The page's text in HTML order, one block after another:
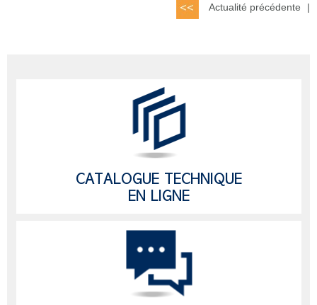
Actualité précédente |
CATALOGUE TECHNIQUE
EN LIGNE